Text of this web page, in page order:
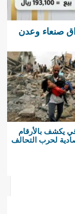
صنعاء وعدن
يكشف بالأرقام
لحرب التحالف